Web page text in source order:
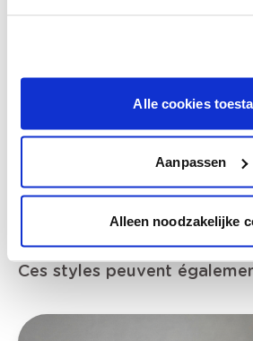
Alle cookies
Aanpassen
Alleen noodzakelijke
Voyez votre couleur
sélection de couleurs.
Voyez les nuances
votre couleur.
Obtenez des conseils
Ces styles peuvent